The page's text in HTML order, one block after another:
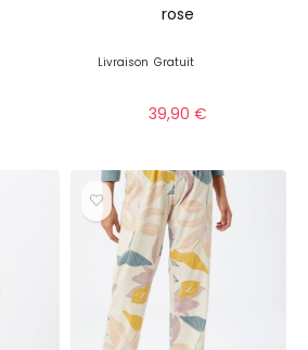
rose
Livraison Gratuit
39,90€